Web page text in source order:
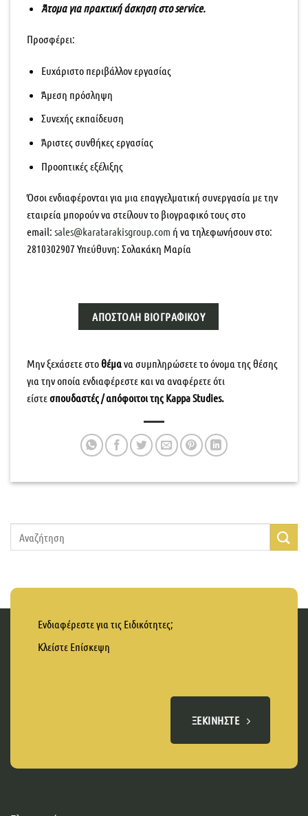
Άτομα για πρακτική άσκηση στο service.
Προσφέρει:
Ευχάριστο περιβάλλον εργασίας
Άμεση πρόσληψη
Συνεχής εκπαίδευση
Άριστες συνθήκες εργασίας
Προοπτικές εξέλιξης
Όσοι ενδιαφέρονται για μια επαγγελματική συνεργασία με την
εταιρεία μπορούν να στείλουν το βιογραφικό τους στο
email: sales@karatarakisgroup.com ή να τηλεφωνήσουν στο:
2810302907 Υπεύθυνη: Σολακάκη Μαρία
ΑΠΟΣΤΟΛΉ ΒΙΟΓΡΑΦΙΚΟΎ
Μην ξεχάσετε στοθέμανα συμπληρώσετε το όνομα της θέσης
για την οποία ενδιαφέρεστε και να αναφέρετε ότι
είστεσπουδαστές / απόφοιτοι της Kappa Studies.
Ενδιαφέρεστε για τις Ειδικότητες;
Κλείστε Επίσκεψη
ΞΕΚΙΝΉΣΤΕ